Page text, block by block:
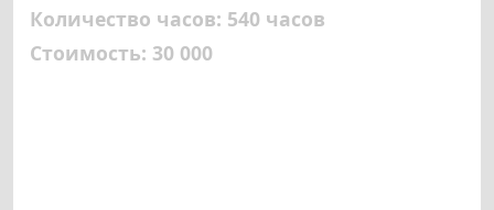
Количество часов: 540 часов
Стоимость: 30 000